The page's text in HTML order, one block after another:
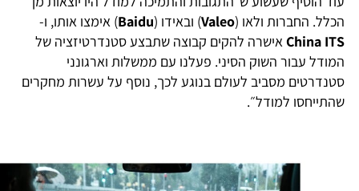
החברות ולאו (Valeo) ובאידו (Baidu) אימצו אותו, ו-
Chinaאישרה להקים קבוצה שתבצע סטנדרטיזציה של
עבור השוק הסיני. פעלנו עם ממשלות וארגונני
מסביב לעולם בנוגע לכך, נוסף על עשרות מחקרים
למודל״.